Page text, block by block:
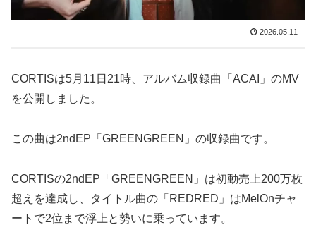
2026.05.11
CORTISは5月11日21時、アルバム収録曲「ACAI」のMV
を公開しました。
この曲は2ndEP「GREENGREEN」の収録曲です。
CORTISの2ndEP「GREENGREEN」は初動売上200万枚
超えを達成し、タイトル曲の「REDRED」はMelOnチャ
ートで2位まで浮上と勢いに乗っています。